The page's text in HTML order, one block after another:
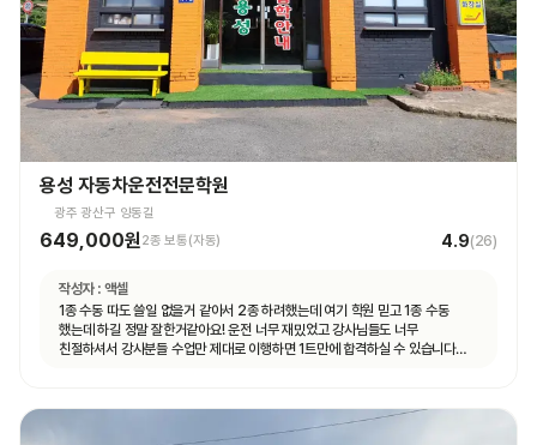
용성 자동차운전전문학원
광주 광산구 양동길
649,000원2종 보통(자동) 4.9(26)
작성자 : 액셀
1종 수동 따도 쓸일 없을거 같아서 2종 하려했는데 여기 학원 믿고 1종 수동
했는데 하길 정말 잘한거같아요! 운전 너무 재밌었고 강사님들도 너무
친절하셔서 강사분들 수업만 제대로 이행하면 1트만에 합격하실 수 있습니다